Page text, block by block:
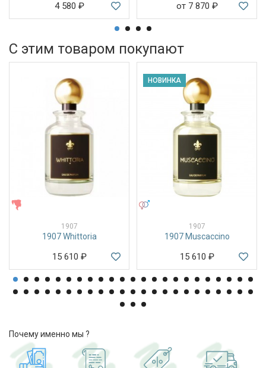
4 580 ₽ от 7 870 ₽
С этим товаром покупают
1907
1907 Whittoria
15 610 ₽
НОВИНКА
1907
1907 Muscaccino
15 610 ₽
Почему именно мы ?